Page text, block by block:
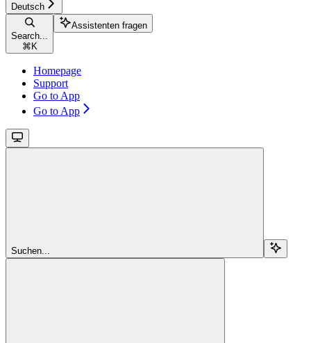
Deutsch
Search...
⌘ K
Assistenten fragen
Homepage
Support
Go to App
Go to App
Suchen...